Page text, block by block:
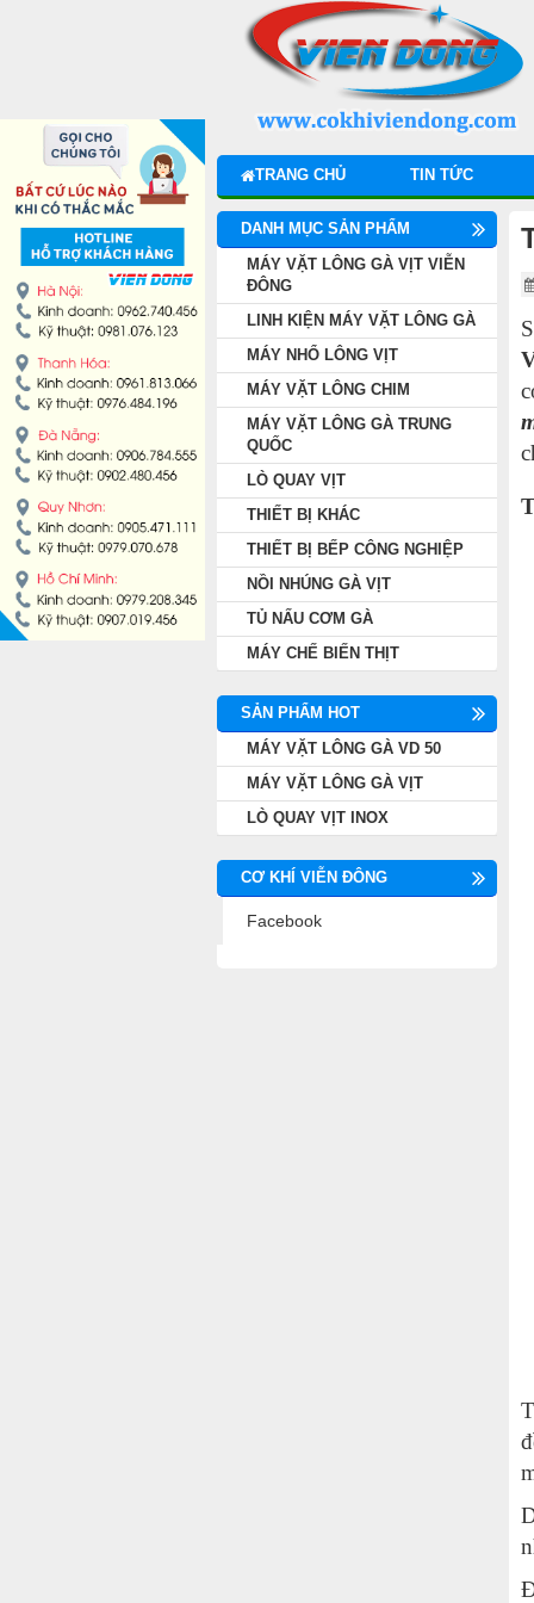
TRANG CHỦ TIN TỨC
DANH MỤC SẢN PHẨM
MÁY VẶT LÔNG GÀ VỊT VIỄN
ĐÔNG
LINH KIỆN MÁY VẶT LÔNG GÀ
MÁY NHỔ LÔNG VỊT
MÁY VẶT LÔNG CHIM
MÁY VẶT LÔNG GÀ TRUNG
QUỐC
LÒ QUAY VỊT
THIẾT BỊ KHÁC
THIẾT BỊ BẾP CÔNG NGHIỆP
NỒI NHÚNG GÀ VỊT
TỦ NẤU CƠM GÀ
MÁY CHẾ BIẾN THỊT
SẢN PHẨM HOT
MÁY VẶT LÔNG GÀ VD 50
MÁY VẶT LÔNG GÀ VỊT
LÒ QUAY VỊT INOX
CƠ KHÍ VIỄN ĐÔNG
Facebook
MÁY VẶT LÔNG GÀ VỊT VIỄN ĐÔNG
LINH KIỆN MÁY VẶT LÔNG GÀ
MÁY NHỔ LÔNG VỊT
MÁY VẶT LÔNG CHIM
MÁY VẶT LÔNG GÀ TRUNG QUỐC
LÒ QUAY VỊT
THIẾT BỊ KHÁC
THIẾT BỊ BẾP CÔNG NGHIỆP
TỦ NẤU CƠM GÀ